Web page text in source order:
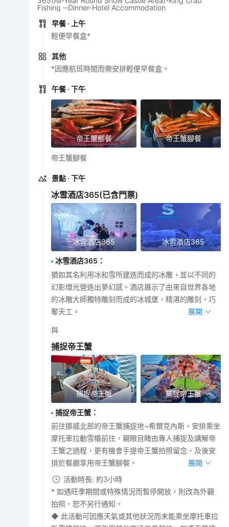
Fishing ─Dinner-Hotel Accommodation
早餐 · 上午
輕便早餐盒*
其他
*因應航班時間而需安排輕便早餐盒。
午餐 · 下午
帝王蟹腳餐 帝王蟹腳餐
帝王蟹腳餐
景點 · 下午
冰雪酒店365(已含門票)
冰雪酒店365 冰雪酒店365
冰雪酒店365 ：
猶如其名利用冰和雪所建造而成的冰雕，並以不同的
幻影燈光營造出夢幻感。酒店展示了由來自世界各地
的冰雕大師獨特雕刻而成的冰城堡，精湛的雕刻，巧
奪天工。
展開
與
捕捉帝王蟹
捕捉帝王蟹 捕捉帝王蟹
捕捉帝王蟹 ：
前往挪威北部的帝王蟹捕捉地~希爾克內斯，安排乘坐
摩托車拉動雪橇前往，親眼目睹由專人捕捉及講解帝
王蟹之過程，更有機會手提帝王蟹拍照留念，及後安
排於餐廳享用帝王蟹腳餐。
展開
活動時長: 約3小時
* 如遇旺季期間或特殊情況而暫停開放，則改為外觀
拍照，恕不另行通知。
◆ 此活動可因應天氣或其他狀況而未能乘坐摩托車拉